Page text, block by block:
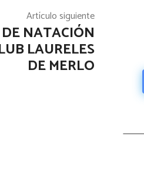
Artículo siguiente
NATACIÓN
LAURELES
DE MERLO